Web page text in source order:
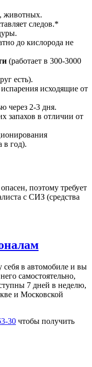
животных.
следов.*
до кислорода не
(работает в 300-3000
есть).
исходящие от
через 2-3 дня.
запахов в отличии от
в год).
поэтому требует
с СИЗ (средства
в автомобиле и вы
самостоятельно,
7 дней в неделю,
и Московской
30 чтобы получить